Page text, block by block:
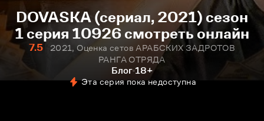
DOVASKA (сериал, 2021) сезон
1 серия 10926 смотреть онлайн
7.5
2021, Оценка сетов АРАБСКИХ ЗАДРОТОВ
РАНГА ОТРЯДА
Блог 18+
Эта серия пока недоступна